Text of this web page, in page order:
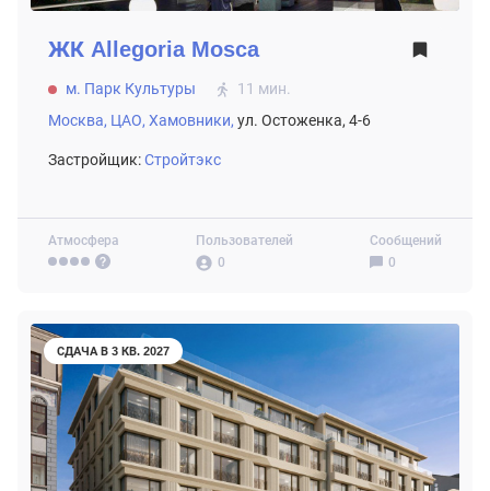
Атмосфера
Пользователей
0
Сообщений
0
ЖК Allegoria Mosca
м. Парк Культуры
11 мин.
Москва, ЦАО, Хамовники, ул. Остоженка, 4-6
Застройщик:Стройтэкс
СДАЧА В 3 КВ. 2027